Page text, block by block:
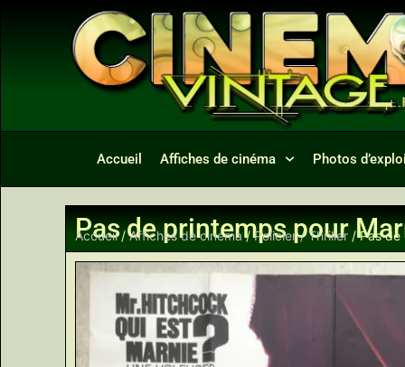
Accueil Affiches de cinéma Photos
Pas de printemps pour
Accueil/Affiches de cinéma/Policier / Thriller / Pas de